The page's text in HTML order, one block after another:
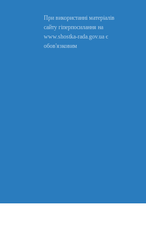
При використанні матеріалів
сайту гіперпосилання на
www.shostka-rada.gov.ua є
обов'язковим